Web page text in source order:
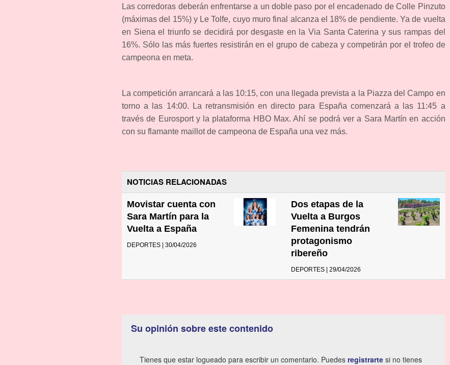
Las corredoras deberán enfrentarse a un doble paso por el encadenado de Colle Pinzuto
(máximas del 15%) y Le Tolfe, cuyo muro final alcanza el 18% de pendiente. Ya de vuelta
en Siena el triunfo se decidirá por desgaste en la Via Santa Caterina y sus rampas del
16%. Sólo las más fuertes resistirán en el grupo de cabeza y competirán por el trofeo de
campeona en meta.
La competición arrancará a las 10:15, con una llegada prevista a la Piazza del Campo en
torno a las 14:00. La retransmisión en directo para España comenzará a las 11:45 a
través de Eurosport y la plataforma HBO Max. Ahí se podrá ver a Sara Martín en acción
con su flamante maillot de campeona de España una vez más.
NOTICIAS RELACIONADAS
Movistar cuenta con
Sara Martín para la
Vuelta a España
DEPORTES | 30/04/2026
Dos etapas de la
Vuelta a Burgos
Femenina tendrán
protagonismo
ribereño
DEPORTES | 29/04/2026
Su opinión sobre este contenido
Tienes que estar logueado para escribir un comentario. Puedes registrarte si no tienes